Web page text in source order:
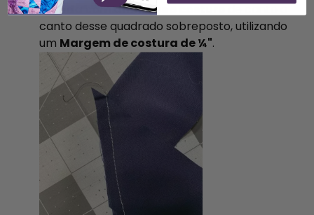
Prenda com alfinetes e costurede canto a
canto desse quadrado sobreposto, utilizando
um Margem de costura de ¼".